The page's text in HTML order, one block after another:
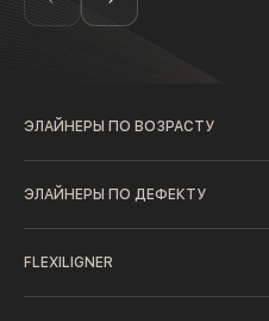
ЭЛАЙНЕРЫ ПО ВОЗРАСТУ
ЭЛАЙНЕРЫ ПО ДЕФЕКТУ
FLEXILIGNER